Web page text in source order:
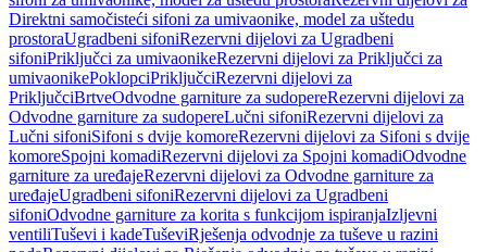
Direktni samočisteći sifoni za umivaonike, model za uštedu
prostoraUgradbeni sifoniRezervni dijelovi za Ugradbeni
sifoniPriključci za umivaonikeRezervni dijelovi za Priključci za
umivaonikePoklopciPriključciRezervni dijelovi za
PriključciBrtveOdvodne garniture za sudopereRezervni dijelovi za
Odvodne garniture za sudopereLučni sifoniRezervni dijelovi za
Lučni sifoniSifoni s dvije komoreRezervni dijelovi za Sifoni s dvije
komoreSpojni komadiRezervni dijelovi za Spojni komadiOdvodne
garniture za uređajeRezervni dijelovi za Odvodne garniture za
uređajeUgradbeni sifoniRezervni dijelovi za Ugradbeni
sifoniOdvodne garniture za korita s funkcijom ispiranjaIzljevni
ventiliTuševi i kadeTuševiRješenja odvodnje za tuševe u razini